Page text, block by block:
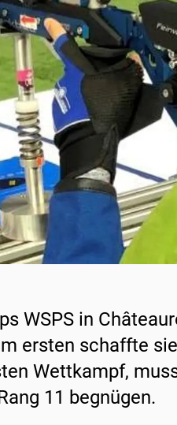
WSPS in
ersten schaffte
Wettkampf,
11 begnügen.